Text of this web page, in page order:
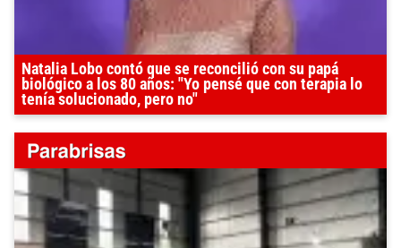
Natalia Lobo contó que se reconcilió con su papá
biológico a los 80 años: "Yo pensé que con terapia lo
tenía solucionado, pero no"